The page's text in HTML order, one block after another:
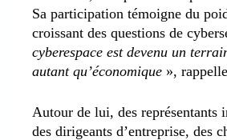
Sa participation témoigne du
croissant des questions de
cyberespace est devenu un
autant qu’économique »,
Autour de lui, des représentants
des dirigeants d’entreprise, des